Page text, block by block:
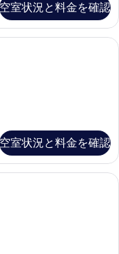
空室状況と料金を確認
空室状況と料金を確認